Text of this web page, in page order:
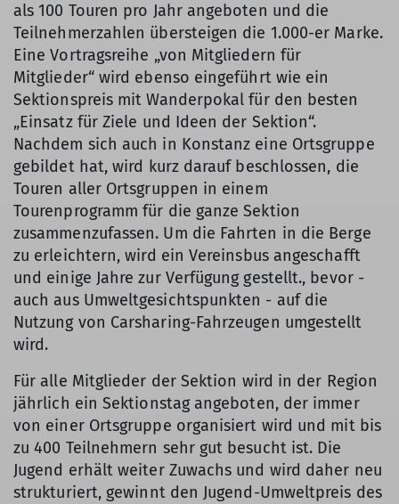
als 100 Touren pro Jahr angeboten und die
Teilnehmerzahlen übersteigen die 1.000-er Marke.
Eine Vortragsreihe „von Mitgliedern für
Mitglieder“ wird ebenso eingeführt wie ein
Sektionspreis mit Wanderpokal für den besten
„Einsatz für Ziele und Ideen der Sektion“.
Nachdem sich auch in Konstanz eine Ortsgruppe
gebildet hat, wird kurz darauf beschlossen, die
Touren aller Ortsgruppen in einem
Tourenprogramm für die ganze Sektion
zusammenzufassen. Um die Fahrten in die Berge
zu erleichtern, wird ein Vereinsbus angeschafft
und einige Jahre zur Verfügung gestellt., bevor -
auch aus Umweltgesichtspunkten - auf die
Nutzung von Carsharing-Fahrzeugen umgestellt
wird.
Für alle Mitglieder der Sektion wird in der Region
jährlich ein Sektionstag angeboten, der immer
von einer Ortsgruppe organisiert wird und mit bis
zu 400 Teilnehmern sehr gut besucht ist. Die
Jugend erhält weiter Zuwachs und wird daher neu
strukturiert, gewinnt den Jugend-Umweltpreis des